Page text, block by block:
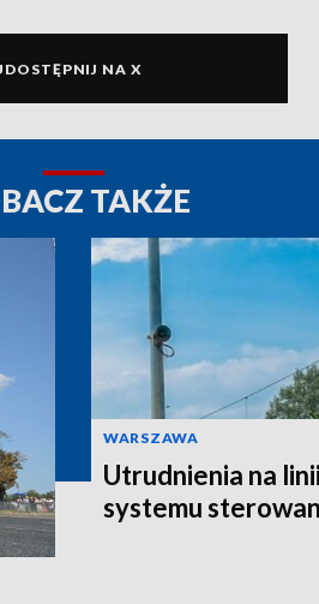
NA X
TAKŻE
WARSZAWA
Utrudnienia na
systemu